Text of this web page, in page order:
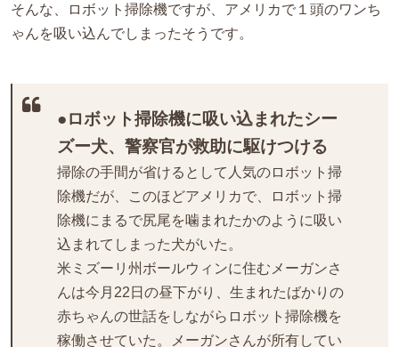
そんな、ロボット掃除機ですが、アメリカで１頭のワンち
ゃんを吸い込んでしまったそうです。
●ロボット掃除機に吸い込まれたシー
ズー犬、警察官が救助に駆けつける
掃除の手間が省けるとして人気のロボット掃
除機だが、このほどアメリカで、ロボット掃
除機にまるで尻尾を噛まれたかのように吸い
込まれてしまった犬がいた。
米ミズーリ州ボールウィンに住むメーガンさ
んは今月22日の昼下がり、生まれたばかりの
赤ちゃんの世話をしながらロボット掃除機を
稼働させていた。メーガンさんが所有してい